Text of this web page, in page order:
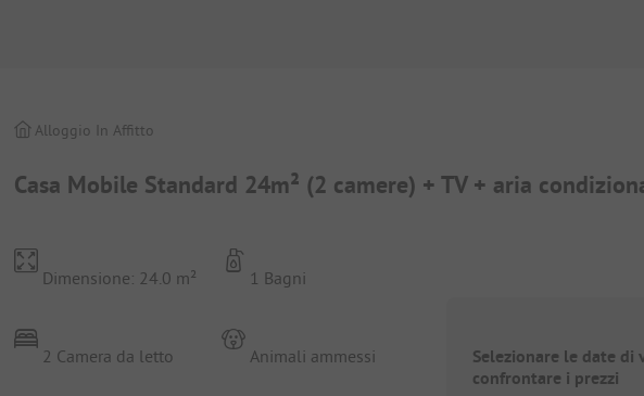
Casa Mobile Standard 24m² (2 camere) + TV + aria
Alloggio In Affitto
Dimensione: 24.0 m²
2 Camera da letto
1 Bagni
Animali ammessi
Selezionare le date di
confrontare i prezzi